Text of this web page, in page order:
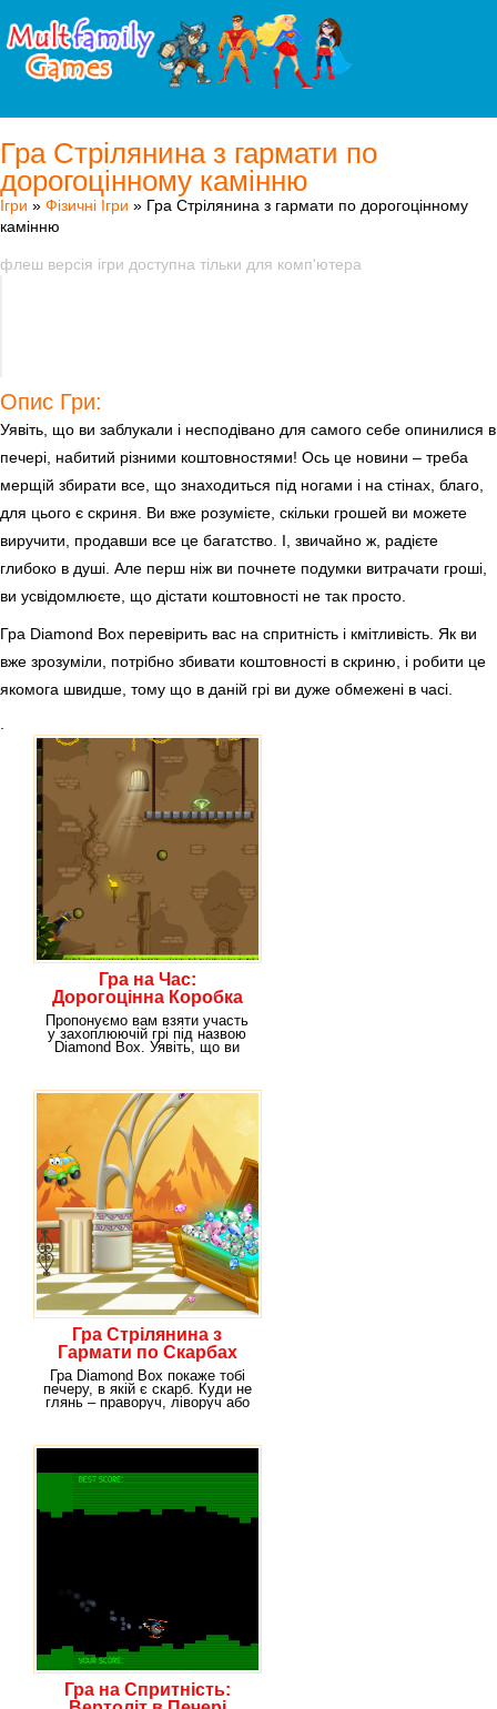
Гра Стрілянина з гармати по
дорогоцінному камінню
Ігри » Фізичні Ігри » Гра Стрілянина з гармати по дорогоцінному
камінню
флеш версія ігри доступна тільки для комп'ютера
Опис Гри:
Уявіть, що ви заблукали і несподівано для самого себе опинилися в
печері, набитий різними коштовностями! Ось це новини – треба
мерщій збирати все, що знаходиться під ногами і на стінах, благо,
для цього є скриня. Ви вже розумієте, скільки грошей ви можете
виручити, продавши все це багатство. І, звичайно ж, радієте
глибоко в душі. Але перш ніж ви почнете подумки витрачати гроші,
ви усвідомлюєте, що дістати коштовності не так просто.
Гра Diamond Box перевірить вас на спритність і кмітливість. Як ви
вже зрозуміли, потрібно збивати коштовності в скриню, і робити це
якомога швидше, тому що в даній грі ви дуже обмежені в часі.
Гра на Час:
Дорогоцінна Коробка
Пропонуємо вам взяти участь
у захоплюючій грі під назвою
Diamond Box. Уявіть, що ви
Гра Стрілянина з
Гармати по Скарбах
Гра Diamond Box покаже тобі
печеру, в якій є скарб. Куди не
глянь – праворуч, ліворуч або
Гра на Спритність: